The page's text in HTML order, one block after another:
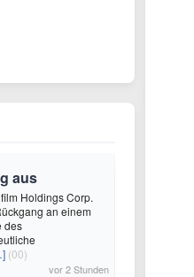
aus
Holdings Corp.
an einem
des
(00)
vor 2 Stunden